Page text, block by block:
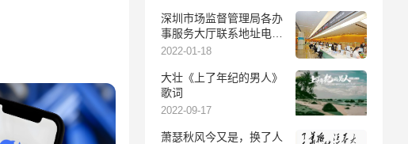
深圳市场监督管理局各办
事服务大厅联系地址电话
及服务时间
2022-01-18
大壮《上了年纪的男人》
歌词
2022-09-17
萧瑟秋风今又是，换了人